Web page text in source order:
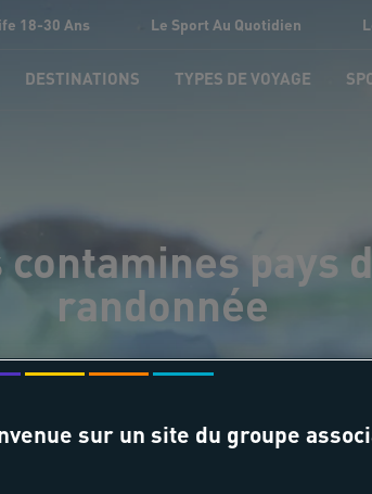
18-30 Ans Le Sport Au Quotidien
DESTINATIONS TYPES DE VOYAGE
pays
randonnée
sur un site du groupe